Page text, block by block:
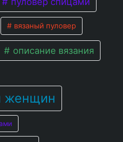
вязаный пуловер
описание вязания
женщин